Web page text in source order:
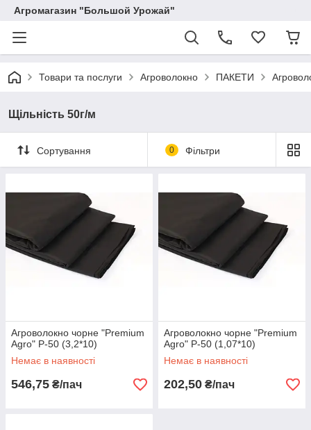
Агромагазин "Большой Урожай"
Товари та послуги Агроволокно ПАКЕТИ
Щільність 50г/м
Сортування 0 Фільтри
Агроволокно чорне "Premium
Agro" Р-50 (3,2*10)
Немає в наявності
546,75 ₴/пач
Агроволокно чорне "Premium
Agro" Р-50 (1,07*10)
Немає в наявності
202,50 ₴/пач